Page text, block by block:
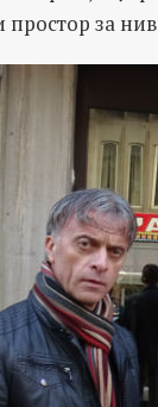
простор за